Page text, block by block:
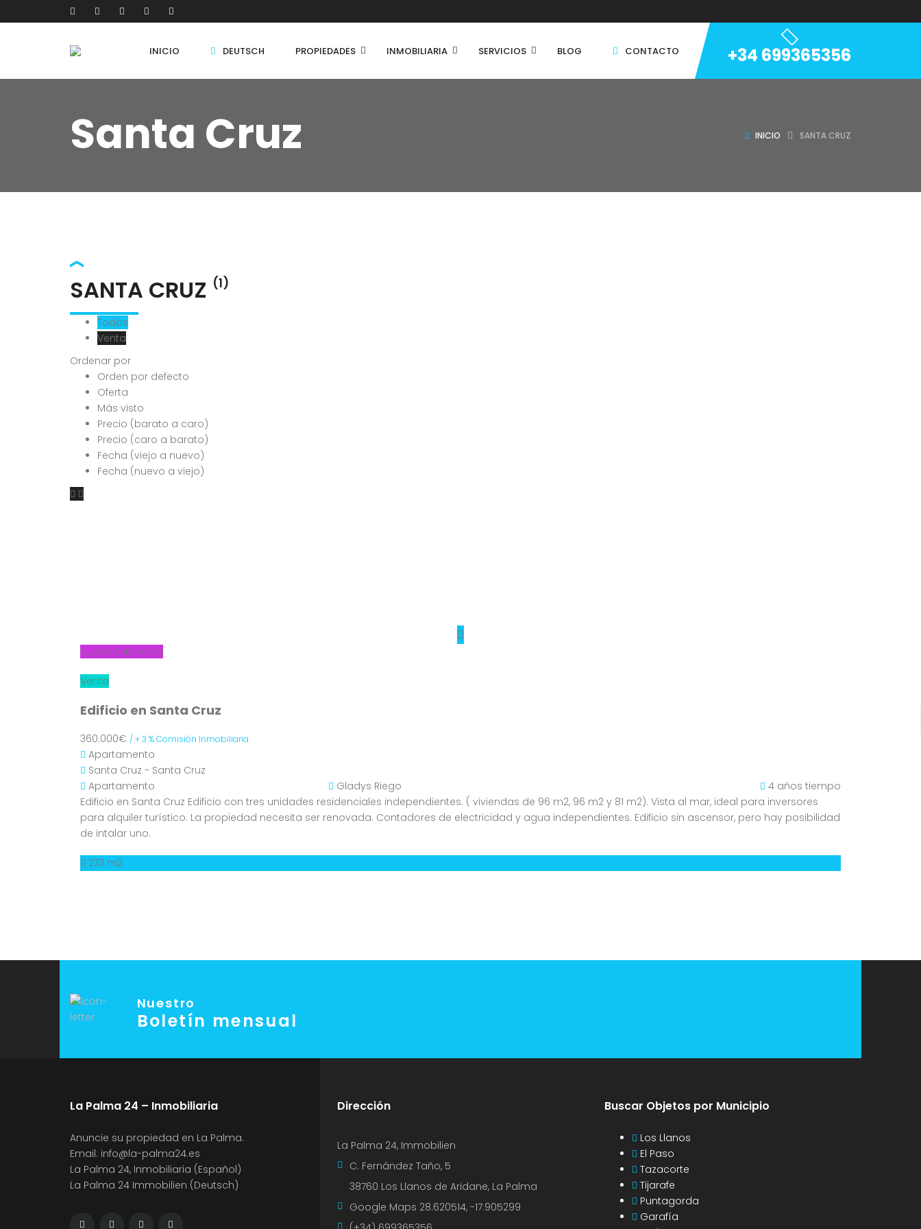
INICIO DEUTSCH PROPIEDADES INMOBILIARIA SERVICIOS BLOG CONTACTO +34 699365356
Santa Cruz INICIO SANTA CRUZ
SANTA CRUZ (1)
Todos
Venta
Ordenar por
Orden por defecto
Oferta
Más visto
Precio (barato a caro)
Precio (caro a barato)
Fecha (viejo a nuevo)
Fecha (nuevo a viejo)
Nuevo a la venta
Venta
Edificio en Santa Cruz
360.000€ / + 3 % Comisión Inmobiliaria
Apartamento
Santa Cruz - Santa Cruz
Apartamento
Gladys Riego
4 años tiempo
Edificio en Santa Cruz Edificio con tres unidades residenciales independientes. ( viviendas de 96 m2, 96 m2 y 81 m2). Vista al mar, ideal para inversores
para alquiler turístico. La propiedad necesita ser renovada. Contadores de electricidad y agua independientes. Edificio sin ascensor, pero hay posibilidad
de intalar uno.
273 m2
Nuestro
Boletín mensual
La Palma 24 – Inmobiliaria
Anuncie su propiedad en La Palma.
Email: info@la-palma24.es
La Palma 24, Inmobiliaria (Español)
La Palma 24 Immobilien (Deutsch)
Dirección
La Palma 24, Immobilien
C. Fernández Taño, 5
38760 Los Llanos de Aridane, La Palma
Google Maps 28.620514, -17.905299
Buscar Objetos por Municipio
Los Llanos
El Paso
Tazacorte
Tijarafe
Puntagorda
Garafía